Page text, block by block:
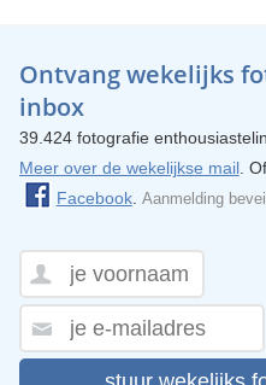
Ontvang wekelijks
inbox
39.424 fotografie
Meer over de wekelijkse mail.
Facebook. Aanmelding